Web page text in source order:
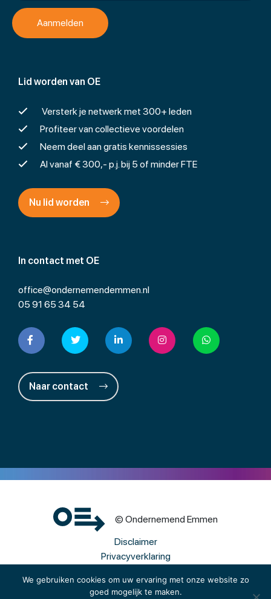
We gebruiken cookies om uw ervaring met onze website zo
goed mogelijk te maken.
In contact met OE
office@ondernemendemmen.nl
05 91 65 34 54
Naar contact
Lid worden van OE
Versterk je netwerk met 300+ leden
Profiteer van collectieve voordelen
Neem deel aan gratis kennissessies
Al vanaf € 300,- p.j. bij 5 of minder FTE
Nu lid worden
© Ondernemend Emmen
Disclaimer
Privacyverklaring